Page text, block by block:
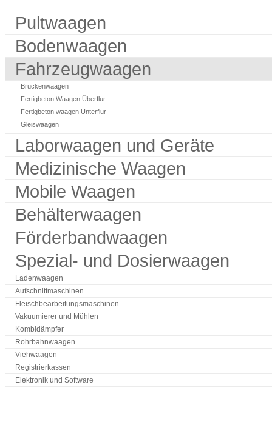
Pultwaagen
Bodenwaagen
Fahrzeugwaagen
Brückenwaagen
Fertigbeton Waagen Überflur
Fertigbeton waagen Unterflur
Gleiswaagen
Laborwaagen und Geräte
Medizinische Waagen
Mobile Waagen
Behälterwaagen
Förderbandwaagen
Spezial- und Dosierwaagen
Ladenwaagen
Aufschnittmaschinen
Fleischbearbeitungsmaschinen
Vakuumierer und Mühlen
Kombidämpfer
Rohrbahnwaagen
Viehwaagen
Registrierkassen
Elektronik und Software